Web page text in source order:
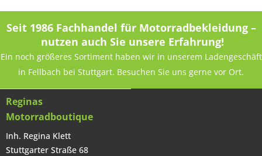
Seit 1986 Fachhandel für Motorradbekleidung –
nutzen auch Sie unsere Erfahrung!
Ein noch größeres Sortiment haben wir in unserem Ladengeschäft
in Fellbach bei Stuttgart. Besuchen Sie uns gerne vor Ort.
Reginas
Motorradboutique
Inh. Regina Klett
Stuttgarter Straße 68